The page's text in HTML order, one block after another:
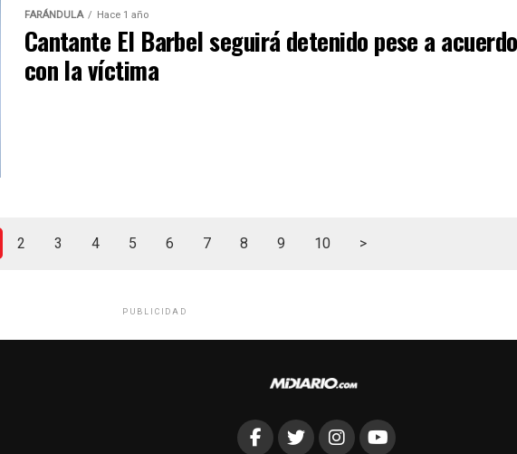
FARÁNDULA Hace 1 año
Cantante El Barbel seguirá detenido pese a acuerdo
con la víctima
2 3 4 5 6 7 8 9 10 >
PUBLICIDAD